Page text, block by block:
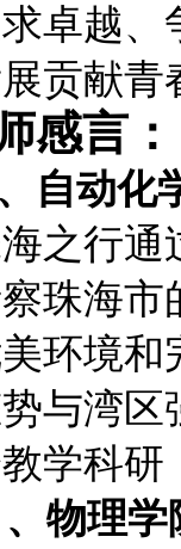
卓越、
贡献青
感言：
自动化
之行
珠海
环境
与湾
学科
物理